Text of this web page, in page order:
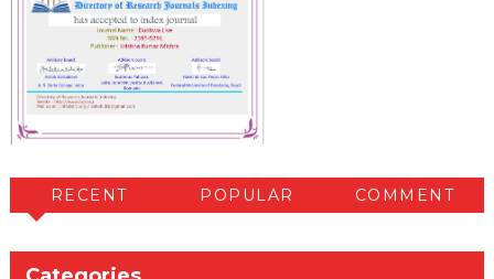
RECENT POPULAR COMMENT